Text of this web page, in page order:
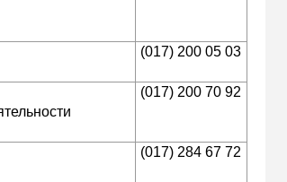
(017) 200 05 03
(017) 200 70 92
(017) 284 67 72